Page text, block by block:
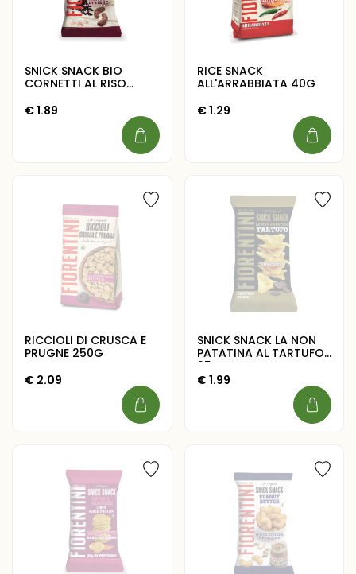
SNICK SNACK BIO
CORNETTI AL RISO
DELL’HIMALAYA 45G
€1.89
RICE SNACK
ALL'ARRABBIATA 40G
€1.29
RICCIOLI DI CRUSCA E
PRUGNE 250G
€ 2.09
SNICK SNACK LA NON
PATATINA AL TARTUFO
65G
€1.99